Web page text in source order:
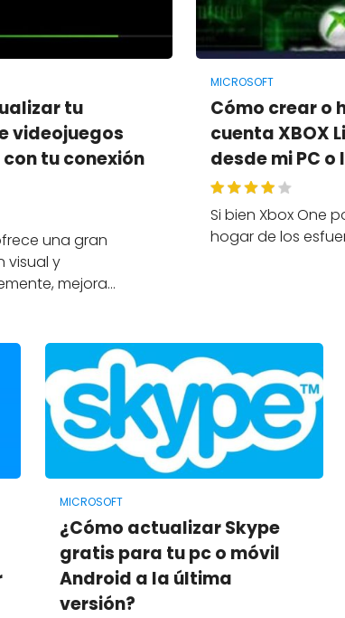
tu
videojuegos
con tu conexión
una gran
visual y
mejora…
MICROSOFT
Cómo crear o
cuenta XBOX
desde mi PC
Si bien Xbox One
hogar de los
MICROSOFT
¿Cómo actualizar Skype
gratis para tu pc o móvil
Android a la última
versión?